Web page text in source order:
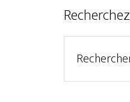
Recherchez